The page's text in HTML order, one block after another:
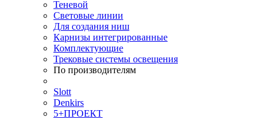
Теневой
Световые линии
Для создания ниш
Карнизы интегрированные
Комплектующие
Трековые системы освещения
По производителям
Slott
Denkirs
5+ПРОЕКТ